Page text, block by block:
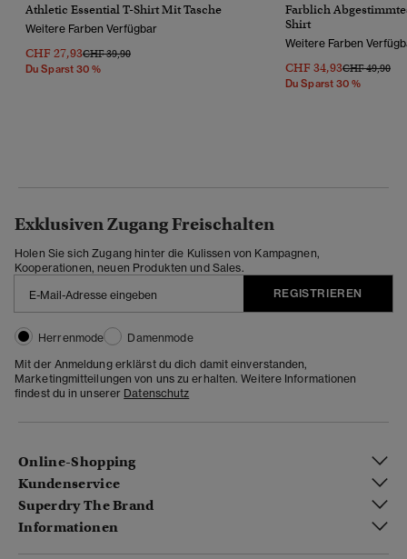
Athletic Essential T-Shirt Mit Tasche
Weitere Farben Verfügbar
CHF 27,93Preis Wurde Reduziert Von
CHF 39,90Bis
Du Sparst 30 %
Farblich
Shirt
Weitere Farben
CHF 34,93Preis Wurde
CHF 49,90Bis
Du Sparst 30 %
Exklusiven Zugang Freischalten
Holen Sie sich Zugang hinter die Kulissen von Kampagnen,
Kooperationen, neuen Produkten und Sales.
REGISTRIEREN
Herrenmode
Damenmode
Mit der Anmeldung erklärst du dich damit einverstanden,
Marketingmitteilungen von uns zu erhalten. Weitere Informationen
findest du in unserer Datenschutz
Online-Shopping
Kundenservice
Superdry The Brand
Informationen